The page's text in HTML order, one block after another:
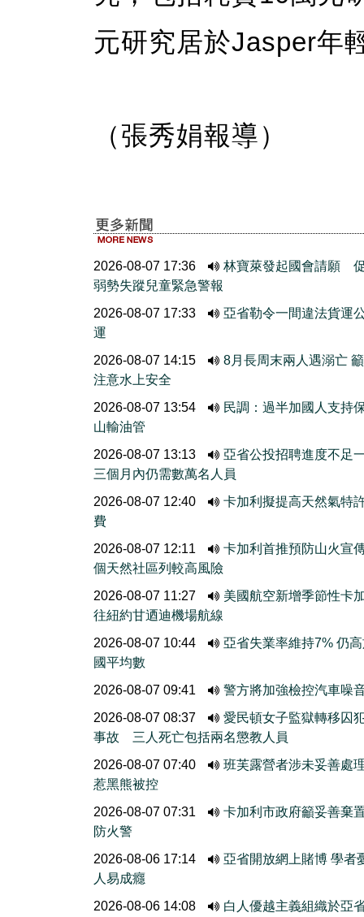
元研究居於Jasper年
（張秀娟報導）
2026-08-07 17:36
林寶萊發起國會請願
弱勢失蹤兒童緊急警報
2026-08-07 17:33
亞省勒令一間違法貨運
運
2026-08-07 14:15
8月長周末兩人遇溺亡
注意水上安全
2026-08-07 13:54
民調：過半加國人支持
山輸油管
2026-08-07 13:13
亞省公投招聘進度不
三個月內仍需數萬名人員
2026-08-07 12:40
卡加利擬提高天然氣特
費
2026-08-07 12:11
卡加利首推預防山火宣
個天然社區列較高風險
2026-08-07 11:27
美國航空新增季節性卡
往紐約甘迺迪機場航線
2026-08-07 10:44
亞省失業率維持7% 仍
國平均數
2026-08-07 09:41
警方將加強檢控汽車噪
2026-08-07 08:37
愛民頓女子監獄轉移囚
事故 三人死亡包括兩名懲教人員
2026-08-07 07:40
班芙露營者涉未妥善處
惹黑熊被控
2026-08-07 07:31
卡加利市政府籲妥善棄
防火警
2026-08-06 17:14
亞省開放網上賭博 學者
人易成癮
2026-08-06 14:08
白人優越主義組織於亞